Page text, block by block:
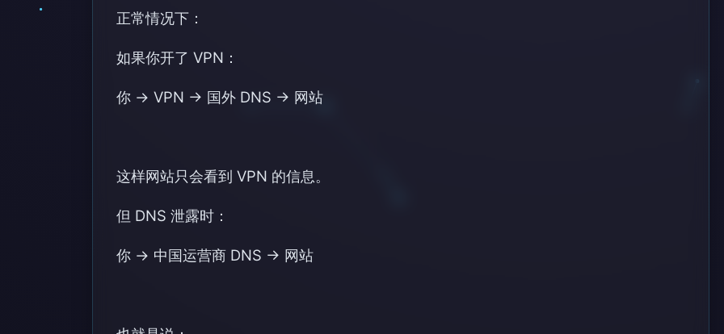
正常情况下：
如果你开了 VPN：
你 → VPN → 国外 DNS → 网站
这样网站只会看到 VPN 的信息。
但 DNS 泄露时：
你 → 中国运营商 DNS → 网站